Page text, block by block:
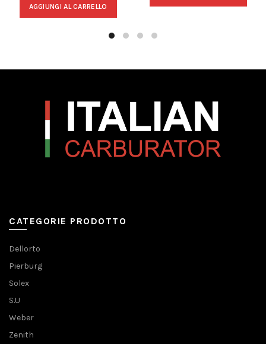
AGGIUNGI AL CARRELLO
CATEGORIE PRODOTTO
Dellorto
Pierburg
Solex
S.U
Weber
Zenith